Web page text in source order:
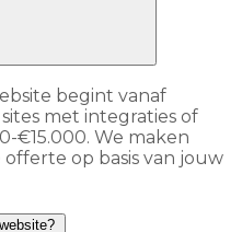
begint vanaf
met integraties of
€15.000. We maken
op basis van jouw
een website?